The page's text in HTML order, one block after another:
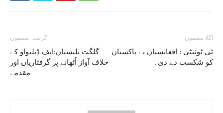
گزشتہ مضمون
گلگت بلتستان:ایف ڈبلیواو کے
خلاف آواز اُٹھانے پر گرفتاریاں اور
مقدمے
اگلا مضمون
ٹی ٹوئنٹی : افغانستان نے پاکستان
کو شکست دے دی۔